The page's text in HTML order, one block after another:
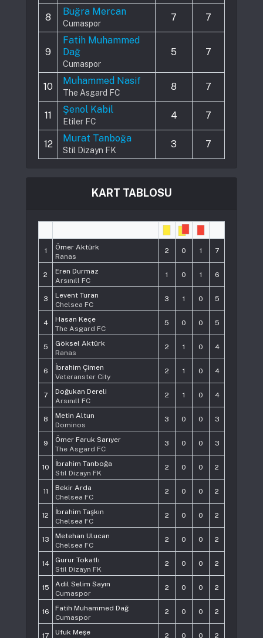
8
Buğra Mercan
Cumaspor
7 7
9
Fatih Muhammed
Dağ
Cumaspor
5 7
10
Muhammed Nasif
The Asgard FC
8 7
11
Şenol Kabil
Etiler FC
4 7
12
Murat Tanboğa
Stil Dizayn FK
3 7
KART TABLOSU
1
Ömer Aktürk
Ranas
2 0 1 7
2
Eren Durmaz
Arsınıll FC
1 0 1 6
3
Levent Turan
Chelsea FC
3 1 0 5
4
Hasan Keçe
The Asgard FC
5 0 0 5
5
Göksel Aktürk
Ranas
2 1 0 4
6
İbrahim Çimen
Veteranster City
2 1 0 4
7
Doğukan Dereli
Arsınıll FC
2 1 0 4
8
Metin Altun
Dominos
3 0 0 3
9
Ömer Faruk Sarıyer
The Asgard FC
3 0 0 3
10
İbrahim Tanboğa
Stil Dizayn FK
2 0 0 2
11
Bekir Arda
Chelsea FC
2 0 0 2
12
İbrahim Taşkın
Chelsea FC
2 0 0 2
13
Metehan Ulucan
Chelsea FC
2 0 0 2
14
Gurur Tokatlı
Stil Dizayn FK
2 0 0 2
15
Adil Selim Sayın
Cumaspor
2 0 0 2
16
Fatih Muhammed Dağ
Cumaspor
2 0 0 2
17
Ufuk Meşe
2 0 0 2